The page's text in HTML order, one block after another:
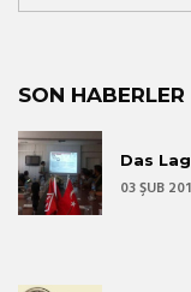
SON HABERLER
Das
03 ŞUB